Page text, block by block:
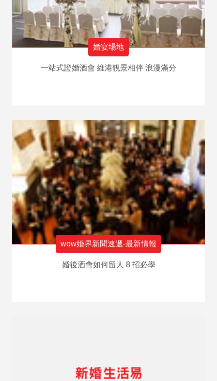
婚宴場地
一站式證婚酒會 維港靚景相伴 浪漫滿分
wow婚界新聞速遞-最新情報
婚後酒會如何留人 8 招必學